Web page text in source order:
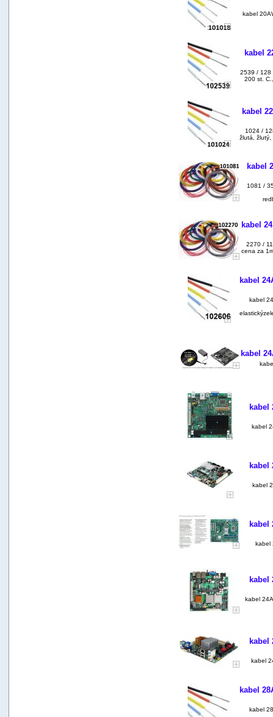
kabel
kabel
2539 / 128
200 st.
kabel
1024 /
žlutá,
kabel
1081 /
kabel
2270 /
cena za
kabel
kabel
kabel
kabel
kabel
kabel
kabel
kabel
kabel
kabel
kabel
kabel
kabel
kabel
kabel